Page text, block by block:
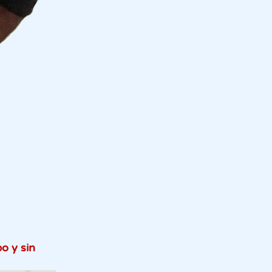
y sin